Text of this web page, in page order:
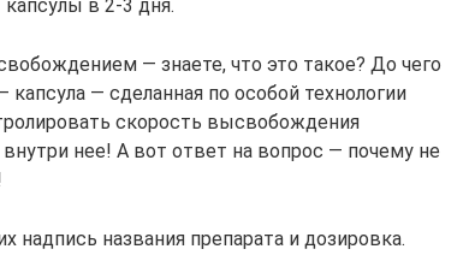
в 2-3 дня.
— знаете, что это такое? До чего
— сделанная по особой технологии
скорость высвобождения
нее! А вот ответ на вопрос — почему не
надпись названия препарата и дозировка.